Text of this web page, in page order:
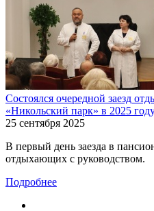
Состоялся очередной заезд
«Никольский парк» в 2025
25 сентября 2025
В первый день заезда в
отдыхающих с руководством.
Подробнее